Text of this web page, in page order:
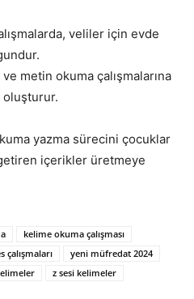
veliler için evde
metin okuma çalışmalarına
yazma sürecini çocuklar
getiren içerikler üretmeye
kelime okuma çalışması
çalışmaları
yeni müfredat 2024
z sesi kelimeler